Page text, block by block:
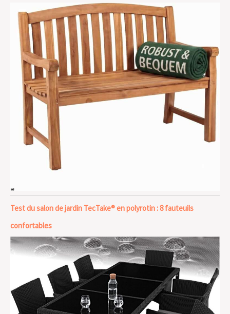
Test du salon de jardin TecTake® en polyrotin : 8 fauteuils
confortables